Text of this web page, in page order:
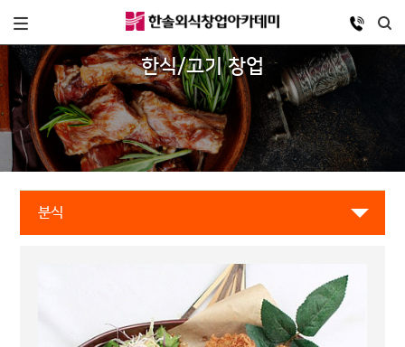
한식/고기 창업
분식